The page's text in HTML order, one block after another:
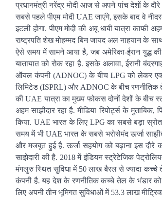
प्रधानमंत्री नरेंद्र मोदी आज से अपने पांच देशों के
सबसे पहले पीएम मोदी UAE जाएंगे, इसके बाद वे
इटली होगा. पीएम मोदी की अबू धाबी यात्रा काफी
राष्ट्रपति शेख मोहम्मद बिन जायद अल नाहयान के
ऐसे समय में सामने आया है, जब अमेरिका-ईरान युद्ध
यातायात को रोक रहा है. इसके अलावा, ईरानी
ऑयल कंपनी (ADNOC) के बीच LPG को लेकर एक
लिमिटेड (ISPRL) और ADNOC के बीच रणनीतिक
की UAE यात्रा का मुख्य फोकस दोनों देशों के बीच
अहम साझीदार रहा है. मीडिया रिपोर्ट्स के
किया. UAE भारत के लिए LPG का सबसे बड़ा
समय में भी UAE भारत के सबसे भरोसेमंद ऊर्जा
और मजबूत हुई है. ऊर्जा सहयोग को बढ़ाना इस
साझेदारी की है. 2018 में इंडियन स्ट्रेटेजिक
मंगलुरु स्थित सुविधा में 50 लाख बैरल से ज्यादा कच्चे
कंपनी है. यह देश के रणनीतिक कच्चे तेल के भंडार को
लिए अपनी तीन भूमिगत सुविधाओं में 53.3 लाख